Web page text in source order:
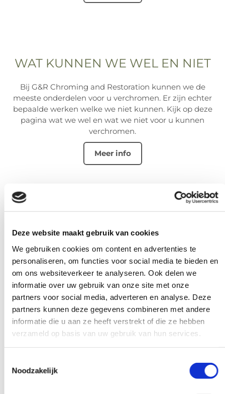
Deze website maakt gebruik van cookies
We gebruiken cookies om content en advertenties te
personaliseren, om functies voor social media te bieden en
om ons websiteverkeer te analyseren. Ook delen we
informatie over uw gebruik van onze site met onze
partners voor social media, adverteren en analyse. Deze
partners kunnen deze gegevens combineren met andere
informatie die u aan ze heeft verstrekt of die ze hebben
verzameld op basis van uw gebruik van hun services.
Noodzakelijk
WAT KUNNEN WE WEL EN NIET
Bij G&R Chroming and Restoration kunnen we de
meeste onderdelen voor u verchromen. Er zijn echter
bepaalde werken welke we niet kunnen. Kijk op deze
pagina wat we wel en wat we niet voor u kunnen
verchromen.
Meer info
Bij G&R Chroming and Restoration kunt u tevens
terecht voor verchroomde onderdelen voor de
merken Porsche en Mercedes. Kijk op deze pagina
welke onderdelen we in stock hebben.
Meer info